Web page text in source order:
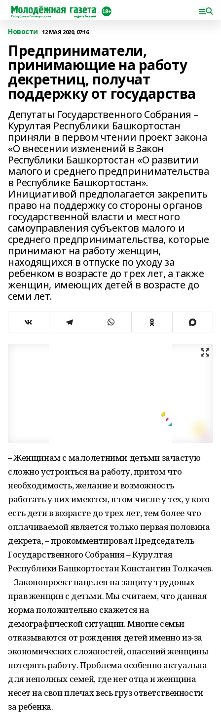
Новости 12 МАЯ 2020, 07:16
Предприниматели,
принимающие на работу
декретниц, получат
поддержку от государства
Депутаты Государственного Собрания –
Курултая Республики Башкортостан
приняли в первом чтении проект закона
«О внесении изменений в Закон
Республики Башкортостан «О развитии
малого и среднего предпринимательства
в Республике Башкортостан».
Инициативой предполагается закрепить
право на поддержку со стороны органов
государственной власти и местного
самоуправления субъектов малого и
среднего предпринимательства, которые
принимают на работу женщин,
находящихся в отпуске по уходу за
ребенком в возрасте до трех лет, а также
женщин, имеющих детей в возрасте до
семи лет.
– Женщинам с малолетними детьми зачастую
сложно устроиться на работу, притом что
необходимость, желание и возможность
работать у них имеются, в том числе у тех, у кого
есть дети в возрасте до трех лет, тем более что
оплачиваемой является только первая половина
декрета, – прокомментировал Председатель
Государственного Собрания – Курултая
Республики Башкортостан Константин Толкачев.
– Законопроект нацелен на защиту трудовых
прав женщин с детьми. Мы считаем, что данная
норма положительно скажется на
демографической ситуации. Многие семьи
отказываются от рождения детей именно из-за
экономических сложностей, опасений женщины
потерять работу. Проблема особенно актуальна
для неполных семей, где нет отца и женщина
несет на свои плечах весь груз ответственности
за ребенка.